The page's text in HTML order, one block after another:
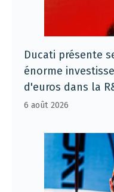
Ducati présente
énorme
d'euros dans la
6 août 2026